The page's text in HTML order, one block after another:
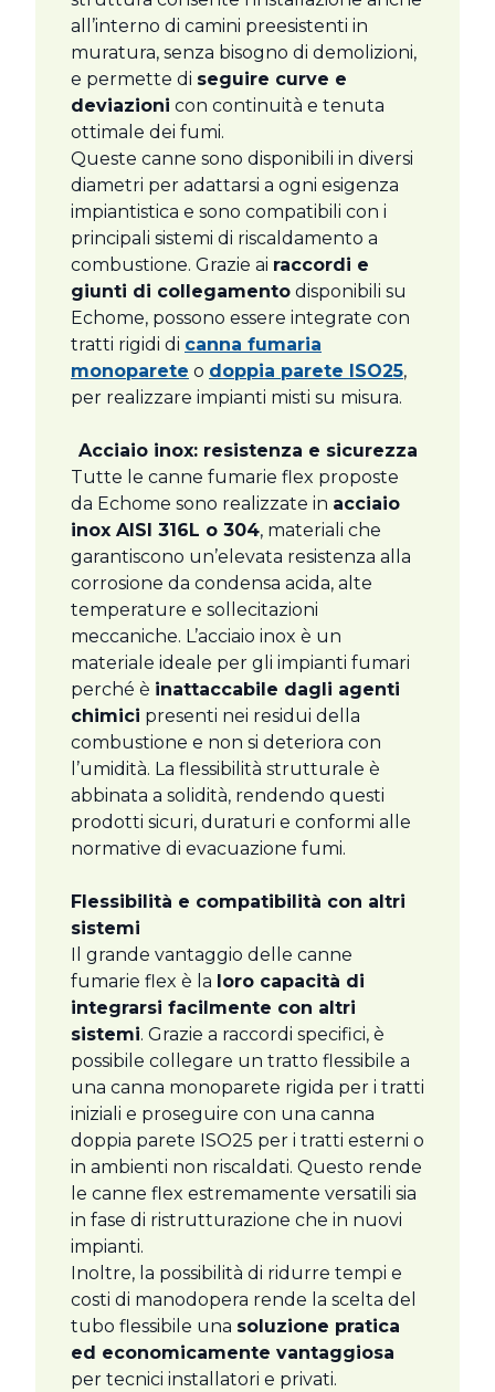
all’interno di camini preesistenti in
muratura, senza bisogno di demolizioni,
e permette di seguire curve e
deviazioni con continuità e tenuta
ottimale dei fumi.
Queste canne sono disponibili in diversi
diametri per adattarsi a ogni esigenza
impiantistica e sono compatibili con i
principali sistemi di riscaldamento a
combustione. Grazie ai raccordi e
giunti di collegamento disponibili su
Echome, possono essere integrate con
tratti rigidi di canna fumaria
monoparete o doppia parete ISO25,
per realizzare impianti misti su misura.
Acciaio inox: resistenza e sicurezza
Tutte le canne fumarie flex proposte
da Echome sono realizzate in acciaio
inox AISI 316L o 304, materiali che
garantiscono un’elevata resistenza alla
corrosione da condensa acida, alte
temperature e sollecitazioni
meccaniche. L’acciaio inox è un
materiale ideale per gli impianti fumari
perché è inattaccabile dagli agenti
chimici presenti nei residui della
combustione e non si deteriora con
l’umidità. La flessibilità strutturale è
abbinata a solidità, rendendo questi
prodotti sicuri, duraturi e conformi alle
normative di evacuazione fumi.
Flessibilità e compatibilità con altri
sistemi
Il grande vantaggio delle canne
fumarie flex è la loro capacità di
integrarsi facilmente con altri
sistemi. Grazie a raccordi specifici, è
possibile collegare un tratto flessibile a
una canna monoparete rigida per i tratti
iniziali e proseguire con una canna
doppia parete ISO25 per i tratti esterni o
in ambienti non riscaldati. Questo rende
le canne flex estremamente versatili sia
in fase di ristrutturazione che in nuovi
impianti.
Inoltre, la possibilità di ridurre tempi e
costi di manodopera rende la scelta del
tubo flessibile una soluzione pratica
ed economicamente vantaggiosa
per tecnici installatori e privati.